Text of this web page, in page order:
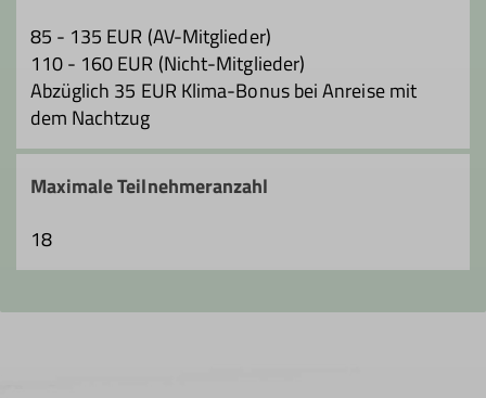
85 - 135 EUR (AV-Mitglieder)
110 - 160 EUR (Nicht-Mitglieder)
Abzüglich 35 EUR Klima-Bonus bei Anreise mit
dem Nachtzug
Maximale Teilnehmeranzahl
18